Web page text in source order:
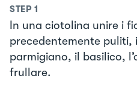
STEP 1
In una ciotolina unire i
precedentemente puliti,
parmigiano, il basilico,
frullare.